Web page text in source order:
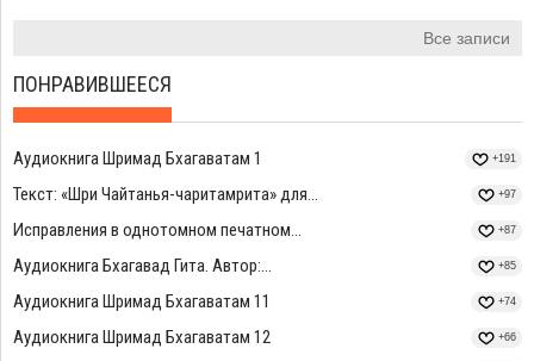
Все записи
ПОНРАВИВШЕЕСЯ
Аудиокнига Шримад Бхагаватам 1 +191
Текст: «Шри Чайтанья-чаритамрита» для... +97
Исправления в однотомном печатном... +87
Аудиокнига Бхагавад Гита. Автор:... +85
Аудиокнига Шримад Бхагаватам 11 +74
Аудиокнига Шримад Бхагаватам 12 +66